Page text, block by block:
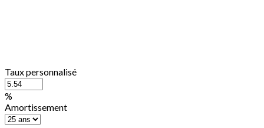
Taux personnalisé
%
Amortissement